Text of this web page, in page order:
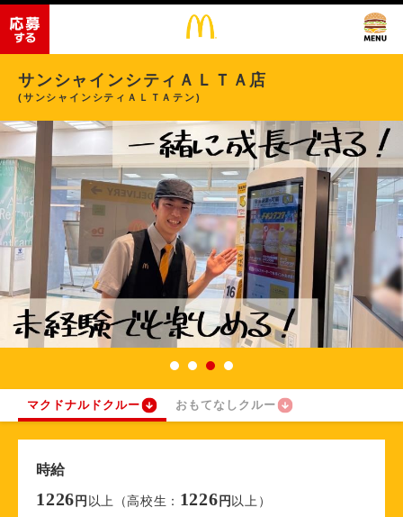
サンシャインシティＡＬＴＡ店
(サンシャインシティＡＬＴＡテン)
マクドナルドクルー おもてなしクルー
時給
1226 円 以上（高校生： 1226 円 以上）